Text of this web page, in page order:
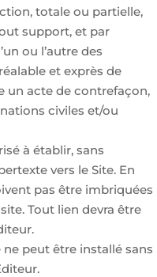
totale ou partielle,
support, et par
ou l’autre des
et exprès de
un acte de contrefaçon,
civiles et/ou
à établir, sans
vers le Site. En
pas être imbriquées
Tout lien devra être
peut être installé sans